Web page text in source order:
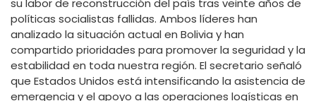
su labor de reconstrucción del país tras veinte años de
políticas socialistas fallidas. Ambos líderes han
analizado la situación actual en Bolivia y han
compartido prioridades para promover la seguridad y la
estabilidad en toda nuestra región. El secretario señaló
que Estados Unidos está intensificando la asistencia de
emergencia y el apoyo a las operaciones logísticas en